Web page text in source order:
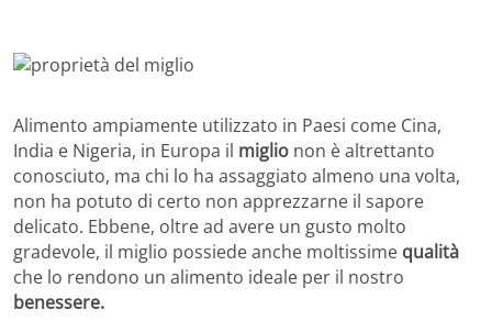
Alimento ampiamente utilizzato in Paesi come Cina,
India e Nigeria, in Europa il miglio non è altrettanto
conosciuto, ma chi lo ha assaggiato almeno una volta,
non ha potuto di certo non apprezzarne il sapore
delicato. Ebbene, oltre ad avere un gusto molto
gradevole, il miglio possiede anche moltissime qualità
che lo rendono un alimento ideale per il nostro
benessere.